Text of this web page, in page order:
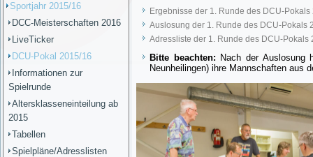
Sportjahr 2015/16
DCC-Meisterschaften 2016
LiveTicker
DCU-Pokal 2015/16
Informationen zur
Spielrunde
Altersklasseneinteilung ab
2015
Tabellen
Spielpläne/Adresslisten
Ergebnisse der 1. Runde des DCU-
Auslosung der 1. Runde des DCU-Pokals
Adressliste der 1. Runde des DCU-Pokals
Bitte beachten: Nach der Auslosung
Neunheilingen) ihre Mannschaften aus